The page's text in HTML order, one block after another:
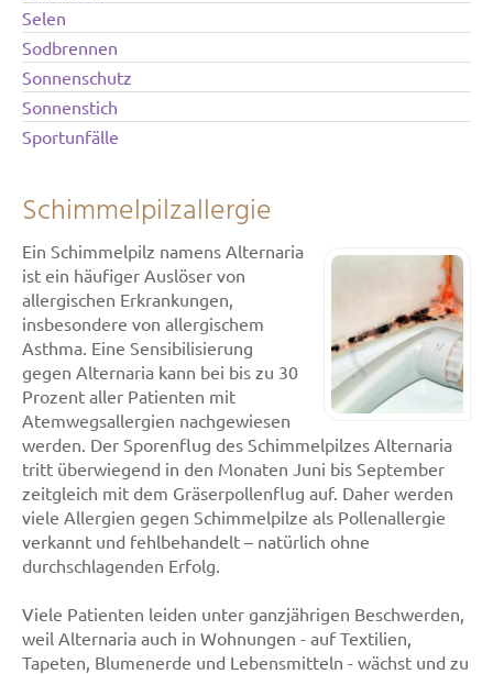
Selen
Sodbrennen
Sonnenschutz
Sonnenstich
Sportunfälle
Schimmelpilzallergie
Ein Schimmelpilz namens Alternaria
ist ein häufiger Auslöser von
allergischen Erkrankungen,
insbesondere von allergischem
Asthma. Eine Sensibilisierung
gegen Alternaria kann bei bis zu 30
Prozent aller Patienten mit
Atemwegsallergien nachgewiesen
werden. Der Sporenflug des Schimmelpilzes Alternaria
tritt überwiegend in den Monaten Juni bis September
zeitgleich mit dem Gräserpollenflug auf. Daher werden
viele Allergien gegen Schimmelpilze als Pollenallergie
verkannt und fehlbehandelt – natürlich ohne
durchschlagenden Erfolg.
Viele Patienten leiden unter ganzjährigen Beschwerden,
weil Alternaria auch in Wohnungen - auf Textilien,
Tapeten, Blumenerde und Lebensmitteln - wächst und zu